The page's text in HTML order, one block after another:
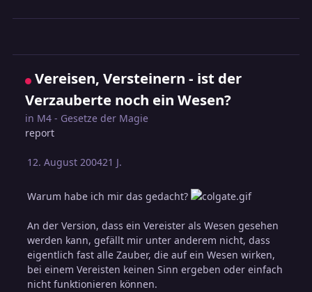
Vereisen, Versteinern - ist der
Verzauberte noch ein Wesen?
in M4 - Gesetze der Magie
report
12. August 200421 J.
Warum habe ich mir das gedacht?
An der Version, dass ein Vereister als Wesen gesehen
werden kann, gefällt mir unter anderem nicht, dass
eigentlich fast alle Zauber, die auf ein Wesen wirken,
bei einem Vereisten keinen Sinn ergeben oder einfach
nicht funktionieren können.